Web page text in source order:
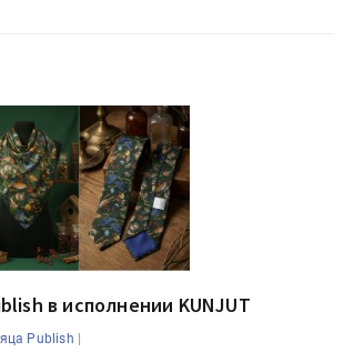
в исполнении KUNJUT
Publish |